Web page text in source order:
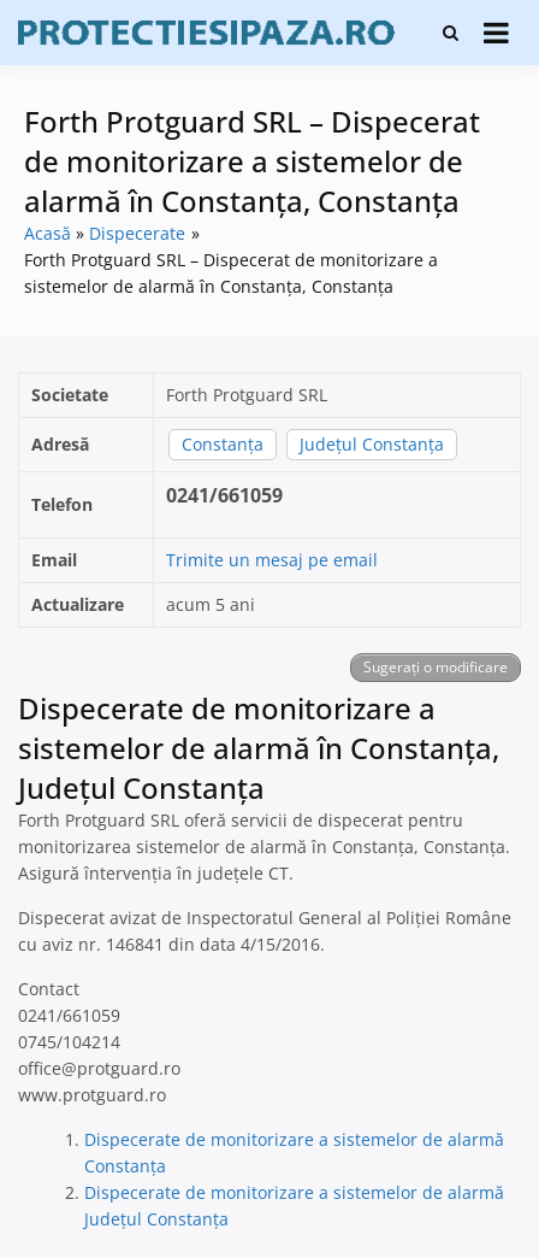
content
Firme de
protecție și
alarmare și
evaluatori de
securitate
Forth Protguard SRL – Dispecerat
de monitorizare a sistemelor de
alarmă în Constanţa, Constanța
Acasă
Dispecerate
Forth Protguard SRL – Dispecerat de monitorizare a
sistemelor de alarmă în Constanţa, Constanța
Societate Forth Protguard SRL
Adresă Constanţa Județul Constanța
Telefon 0241/661059
Email
Trimite un mesaj pe email
Actualizare
acum 5 ani
Sugerați o modificare
Dispecerate de monitorizare a
sistemelor de alarmă în Constanţa,
Județul Constanța
Forth Protguard SRL oferă servicii de dispecerat pentru
monitorizarea sistemelor de alarmă în Constanţa, Constanța.
Asigură întervenția în județele CT.
Dispecerat avizat de Inspectoratul General al Poliției Române
cu aviz nr. 146841 din data 4/15/2016.
Contact
0241/661059
0745/104214
office@protguard.ro
www.protguard.ro
Dispecerate de monitorizare a sistemelor de alarmă
Constanţa
Dispecerate de monitorizare a sistemelor de alarmă
Județul Constanța